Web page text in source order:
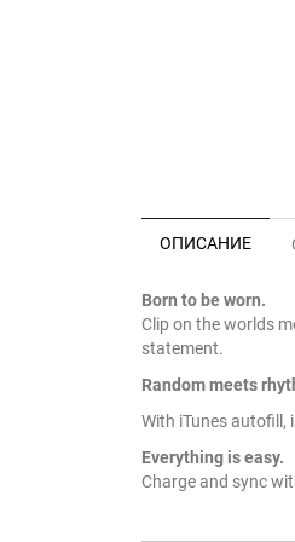
ОПИСАНИЕ
Born to be worn.
Clip on the worlds
statement.
Random meets
With iTunes autofill,
Everything is easy.
Charge and sync